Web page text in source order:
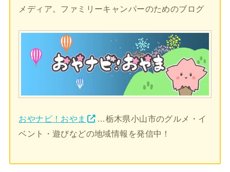
メディア。ファミリーキャンパーのためのブログ
おやナビ！おやま
…栃木県小山市のグルメ・イ
ベント・遊びなどの地域情報を発信中！